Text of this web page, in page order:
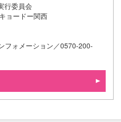
行委員会
ョードー関西
フォメーション／0570-200-